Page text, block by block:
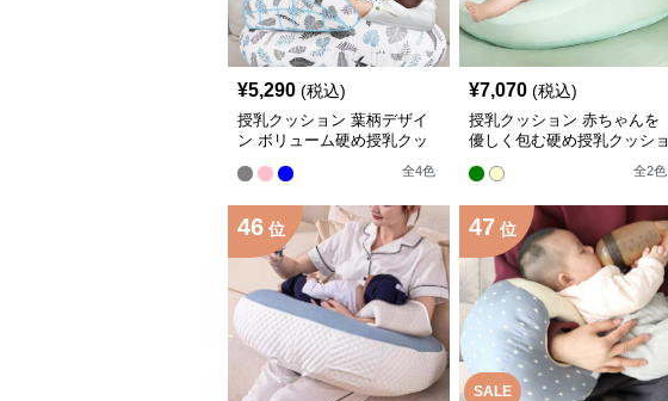
¥5,290 (税込)
授乳クッション 葉柄デザイ
ン ボリューム硬め授乳クッ
全4色
¥7,070 (税込)
授乳クッション 赤ちゃんを
優しく包む硬め授乳クッショ
全2色
46 位
SALE
47 位